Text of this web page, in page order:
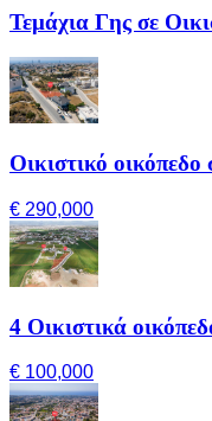
Τεμάχια Γης σε
Οικιστικό οικόπεδο
€ 290,000
4 Οικιστικά
€ 100,000